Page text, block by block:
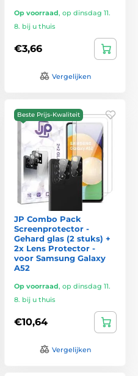
Op voorraad, op dinsdag 11.
8. bij u thuis
€3,66
Vergelijken
Beste Prijs-Kwaliteit
JP Combo Pack
Screenprotector -
Gehard glas (2 stuks) +
2x Lens Protector -
voor Samsung Galaxy
A52
Op voorraad, op dinsdag 11.
8. bij u thuis
€10,64
Vergelijken